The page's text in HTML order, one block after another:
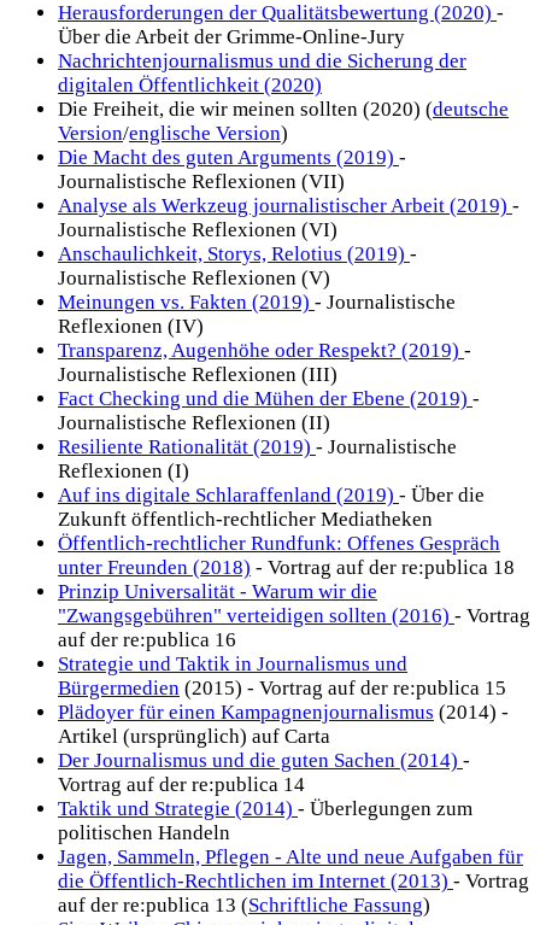
Herausforderungen der Qualitätsbewertung (2020) -
Über die Arbeit der Grimme-Online-Jury
Nachrichtenjournalismus und die Sicherung der
digitalen Öffentlichkeit (2020)
Die Freiheit, die wir meinen sollten (2020) (deutsche
Version/englische Version)
Die Macht des guten Arguments (2019) -
Journalistische Reflexionen (VII)
Analyse als Werkzeug journalistischer Arbeit (2019) -
Journalistische Reflexionen (VI)
Anschaulichkeit, Storys, Relotius (2019) -
Journalistische Reflexionen (V)
Meinungen vs. Fakten (2019) - Journalistische
Reflexionen (IV)
Transparenz, Augenhöhe oder Respekt? (2019) -
Journalistische Reflexionen (III)
Fact Checking und die Mühen der Ebene (2019) -
Journalistische Reflexionen (II)
Resiliente Rationalität (2019) - Journalistische
Reflexionen (I)
Auf ins digitale Schlaraffenland (2019) - Über die
Zukunft öffentlich-rechtlicher Mediatheken
Öffentlich-rechtlicher Rundfunk: Offenes Gespräch
unter Freunden (2018) - Vortrag auf der re:publica 18
Prinzip Universalität - Warum wir die
"Zwangsgebühren" verteidigen sollten (2016) - Vortrag
auf der re:publica 16
Strategie und Taktik in Journalismus und
Bürgermedien (2015) - Vortrag auf der re:publica 15
Plädoyer für einen Kampagnenjournalismus (2014) -
Artikel (ursprünglich) auf Carta
Der Journalismus und die guten Sachen (2014) -
Vortrag auf der re:publica 14
Taktik und Strategie (2014) - Überlegungen zum
politischen Handeln
Jagen, Sammeln, Pflegen - Alte und neue Aufgaben für
die Öffentlich-Rechtlichen im Internet (2013) - Vortrag
auf der re:publica 13 (Schriftliche Fassung)